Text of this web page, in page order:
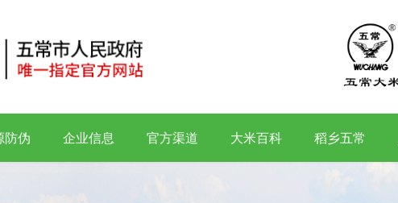
防伪 企业信息 官方渠道 大米百科 稻乡五常